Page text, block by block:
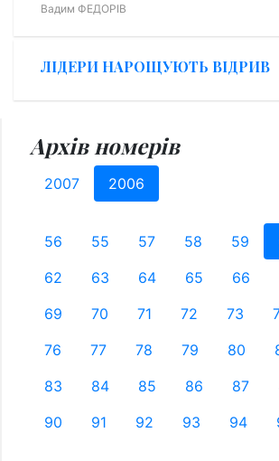
Вадим ФЕДОРІВ
ЛІДЕРИ НАРОЩУЮТЬ ВІДРИВ
Архів номерів
2007 2006
56 55 57 58 59
62
63 64 65 66
69
70 71 72 73
76
77 78 79 80
83
84 85 86 87
90
91 92 93 94